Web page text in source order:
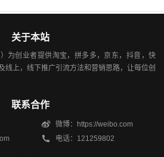
关于本站
为创业者提供淘宝，拼多多，京东，抖音，快
线上，线下推广引流方法和营销思路，让每位创
联系合作
微博：https://weibo.com
电话：121259802